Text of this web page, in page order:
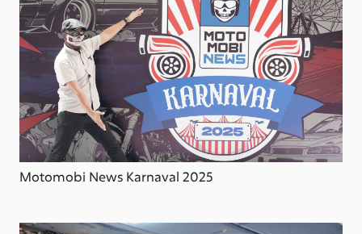
Motomobi News Karnaval 2025